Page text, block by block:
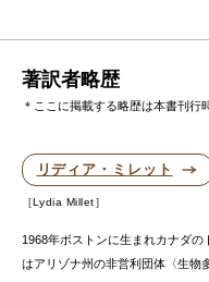
著訳者略歴
＊ここに掲載する略歴は本書刊行
リディア・ミレット
Lydia Millet
1968年ボストンに生まれカナダ
はアリゾナ州の非営利団体〈生物